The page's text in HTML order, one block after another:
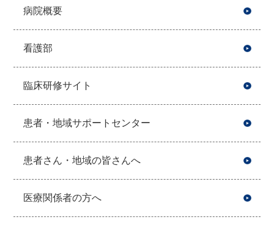
病院概要
看護部
臨床研修サイト
患者・地域サポートセンター
患者さん・地域の皆さんへ
医療関係者の方へ